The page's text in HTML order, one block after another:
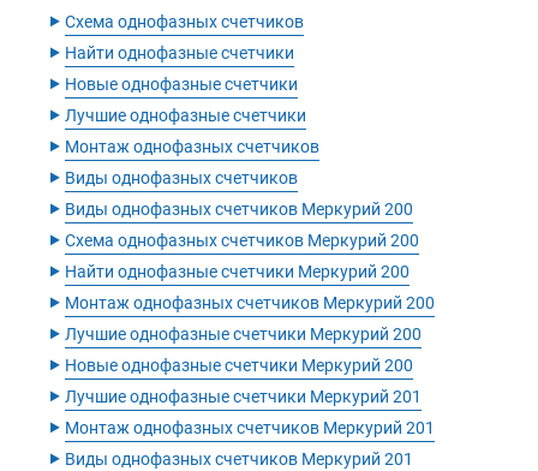
‣ Схема однофазных счетчиков
‣ Найти однофазные счетчики
‣ Новые однофазные счетчики
‣ Лучшие однофазные счетчики
‣ Монтаж однофазных счетчиков
‣ Виды однофазных счетчиков
‣ Виды однофазных счетчиков Меркурий 200
‣ Схема однофазных счетчиков Меркурий 200
‣ Найти однофазные счетчики Меркурий 200
‣ Монтаж однофазных счетчиков Меркурий 200
‣ Лучшие однофазные счетчики Меркурий 200
‣ Новые однофазные счетчики Меркурий 200
‣ Лучшие однофазные счетчики Меркурий 201
‣ Монтаж однофазных счетчиков Меркурий 201
‣ Виды однофазных счетчиков Меркурий 201